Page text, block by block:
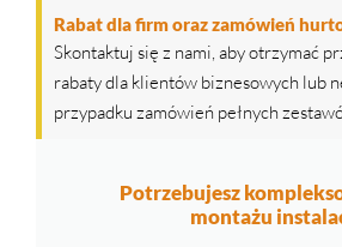
Rabat dla firm oraz zamówień
Skontaktuj się z nami, aby otrzymać
rabaty dla klientów biznesowych lub
przypadku zamówień pełnych
Potrzebujesz
montażu